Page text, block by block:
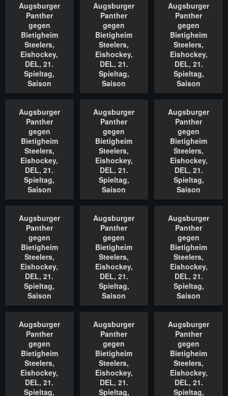
In den Warenkorb
Augsburger
Panther
gegen
Bietigheim
Steelers,
Eishockey,
DEL, 21.
Spieltag,
Saison
2022/2023,
In den Warenkorb
Augsburger
Panther
gegen
Bietigheim
Steelers,
Eishockey,
DEL, 21.
Spieltag,
Saison
2022/2023,
In den
Augsburger
Panther
gegen
Bietigheim
Steelers,
Eishockey,
DEL, 21.
Spieltag,
Saison
2022/2023,
In den Warenkorb
Augsburger
Panther
gegen
Bietigheim
Steelers,
Eishockey,
DEL, 21.
Spieltag,
Saison
2022/2023,
In den Warenkorb
Augsburger
Panther
gegen
Bietigheim
Steelers,
Eishockey,
DEL, 21.
Spieltag,
Saison
2022/2023,
In den
Augsburger
Panther
gegen
Bietigheim
Steelers,
Eishockey,
DEL, 21.
Spieltag,
Saison
2022/2023,
In den Warenkorb
Augsburger
Panther
gegen
Bietigheim
Steelers,
Eishockey,
DEL, 21.
Spieltag,
Saison
2022/2023,
In den Warenkorb
Augsburger
Panther
gegen
Bietigheim
Steelers,
Eishockey,
DEL, 21.
Spieltag,
Saison
2022/2023,
In den
Augsburger
Panther
gegen
Bietigheim
Steelers,
Eishockey,
DEL, 21.
Spieltag,
Saison
2022/2023,
In den Warenkorb
Augsburger
Panther
gegen
Bietigheim
Steelers,
Eishockey,
DEL, 21.
Spieltag,
In den Warenkorb
Augsburger
Panther
gegen
Bietigheim
Steelers,
Eishockey,
DEL, 21.
Spieltag,
In den
Augsburger
Panther
gegen
Bietigheim
Steelers,
Eishockey,
DEL, 21.
Spieltag,